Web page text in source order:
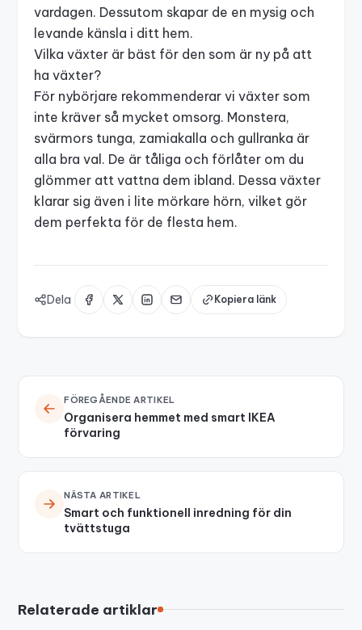
vardagen. Dessutom skapar de en mysig och
levande känsla i ditt hem.
Vilka växter är bäst för den som är ny på att
ha växter?
För nybörjare rekommenderar vi växter som
inte kräver så mycket omsorg. Monstera,
svärmors tunga, zamiakalla och gullranka är
alla bra val. De är tåliga och förlåter om du
glömmer att vattna dem ibland. Dessa växter
klarar sig även i lite mörkare hörn, vilket gör
dem perfekta för de flesta hem.
Dela Kopiera länk
FÖREGÅENDE ARTIKEL
Organisera hemmet med smart IKEA
förvaring
NÄSTA ARTIKEL
Smart och funktionell inredning för din
tvättstuga
Relaterade artiklar